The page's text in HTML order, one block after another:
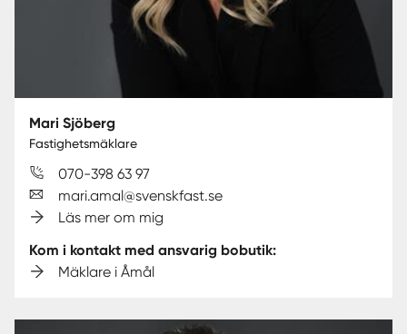
Mari Sjöberg
Fastighetsmäklare
070-398 63 97
mari.amal@svenskfast.se
Läs mer om mig
Kom i kontakt med ansvarig bobutik:
Mäklare i Åmål